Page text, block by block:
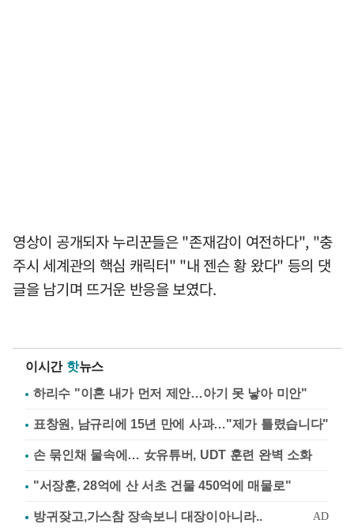
영상이 공개되자 누리꾼들은 "존재감이 여전하다", "충
주시 세계관의 핵심 캐릭터" "내 젠슨 황 왔다" 등의 댓
글을 남기며 뜨거운 반응을 보였다.
이시간 핫뉴스
하리수 "이혼 내가 먼저 제안…아기 못 낳아 미안"
표창원, 남규리에 15년 만에 사과…"제가 틀렸습니다"
손 묶인채 물속에… 女유튜버, UDT 훈련 완벽 소화
"서장훈, 28억에 산 서초 건물 450억에 매물로"